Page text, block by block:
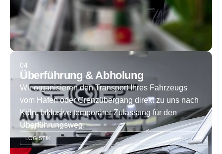
04
Überführung & Abholung
Wir organisieren den Transport Ihres Fahrzeugs
vom Hafen oder Grenzübergang direkt zu uns nach
Köln. Inklusive temporärer Zulassung für den
Überführungsweg.
LOGISTIK